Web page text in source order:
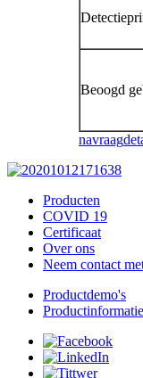
Beoogd
navraag
Producten
COVID 19
Certificaat
Over ons
Neem contact
Productdemo's
Productinformatie